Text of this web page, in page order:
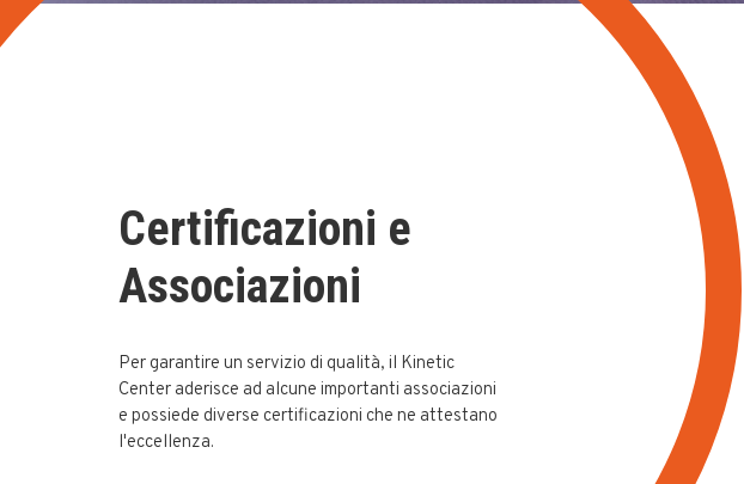
Certificazioni e
Associazioni
Per garantire un servizio di qualità, il Kinetic
Center aderisce ad alcune importanti associazioni
e possiede diverse certificazioni che ne attestano
l'eccellenza.